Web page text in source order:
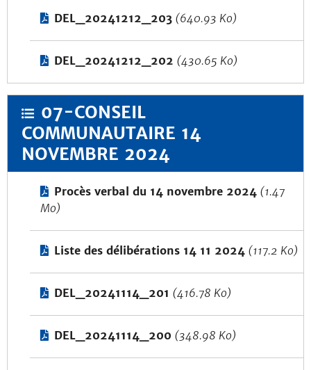
DEL_20241212_203 (640.93 Ko)
DEL_20241212_202 (430.65 Ko)
07-CONSEIL
COMMUNAUTAIRE 14
NOVEMBRE 2024
Procès verbal du 14 novembre 2024 (1.47
Mo)
Liste des délibérations 14 11 2024 (117.2 Ko)
DEL_20241114_201 (416.78 Ko)
DEL_20241114_200 (348.98 Ko)